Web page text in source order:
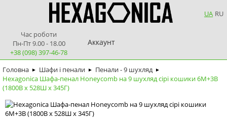
UA RU
Час роботи
Пн-Пт 9.00 - 18.00
+38 (098) 397-46-78
Аккаунт
Головна ► Шафи і пенали ► Пенали - 9 шухляд ►
Hexagonica Шафа-пенал Honeycomb на 9 шухляд сірі кошики 6М+3В
(1800В х 528Ш х 345Г)